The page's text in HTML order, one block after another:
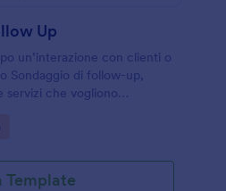
Up
un’interazione con clienti o
Sondaggio di follow-up,
servizi che vogliono
Template